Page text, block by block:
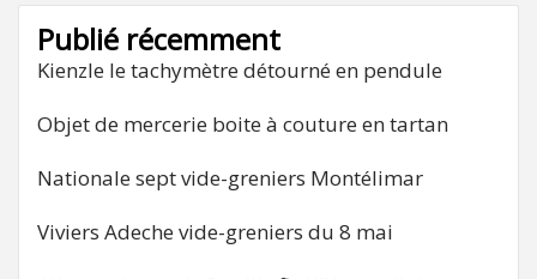
Publié récemment
Kienzle le tachymètre détourné en pendule
Objet de mercerie boite à couture en tartan
Nationale sept vide-greniers Montélimar
Viviers Adeche vide-greniers du 8 mai